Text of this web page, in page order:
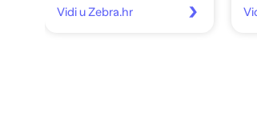
Vidi u Zebra.hr